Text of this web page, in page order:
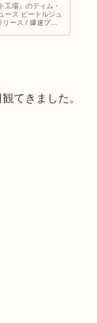
工場』のティム・
ース ビートルジュ
ース / 爆速プレ
てきました。